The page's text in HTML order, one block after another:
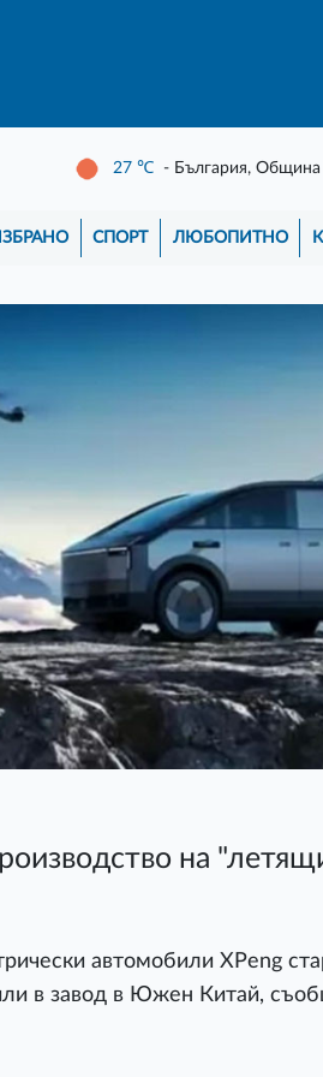
27 ℃ - България, Община
СПОРТ ЛЮБОПИТНО
на
автомобили XPeng
в завод в Южен Китай,